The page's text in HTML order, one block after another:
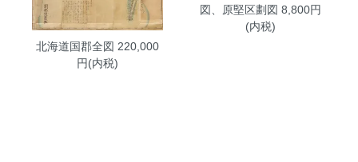
北海道国郡全図 220,000
円(内税)
図、原堅区劃図 8,800円
(内税)